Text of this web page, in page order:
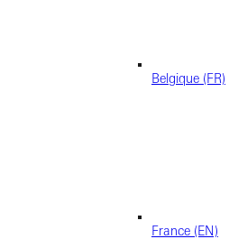
Belgique (FR)
France (EN)